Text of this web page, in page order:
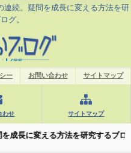
連続。疑問を成長に変える方法を研
グ。
ー お問い合わせ サイトマップ
わせ サイトマップ
を研究するブログ。